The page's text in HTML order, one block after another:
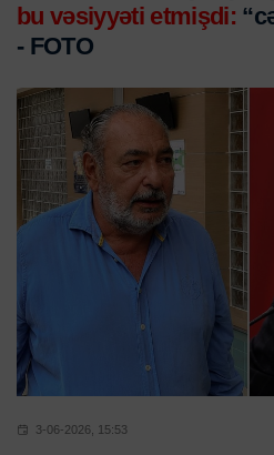
bu vəsiyyəti etmişdi:
- FOTO
3-06-2026, 15:53